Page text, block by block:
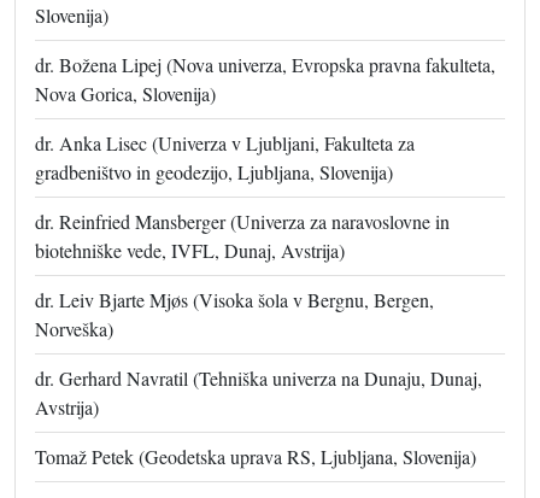
Slovenija)
dr. Božena Lipej (Nova univerza, Evropska pravna fakulteta,
Nova Gorica, Slovenija)
dr. Anka Lisec (Univerza v Ljubljani, Fakulteta za
gradbeništvo in geodezijo, Ljubljana, Slovenija)
dr. Reinfried Mansberger (Univerza za naravoslovne in
biotehniške vede, IVFL, Dunaj, Avstrija)
dr. Leiv Bjarte Mjøs (Visoka šola v Bergnu, Bergen,
Norveška)
dr. Gerhard Navratil (Tehniška univerza na Dunaju, Dunaj,
Avstrija)
Tomaž Petek (Geodetska uprava RS, Ljubljana, Slovenija)